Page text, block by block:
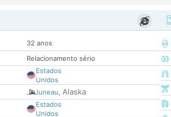
32 anos
Relacionamento sério
Estados
Unidos
Juneau, Alaska
Estados
Unidos